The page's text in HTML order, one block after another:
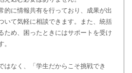
的に情報共有を行っており、成果が出
いて気軽に相談できます。また、統括
ため、困ったときにはサポートを受け
はなく、「学生だからこそ挑戦でき